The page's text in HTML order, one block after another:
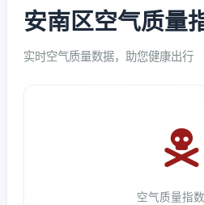
安南区空气质量
实时空气质量数据，助您健康出行
空气质量指